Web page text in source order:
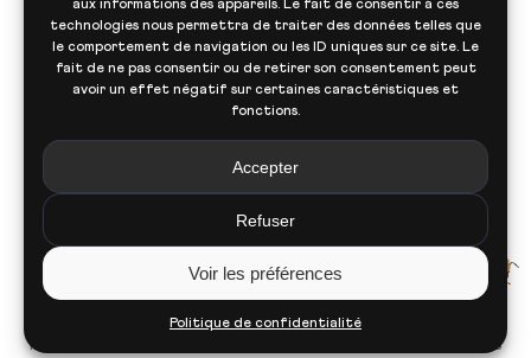
aux informations des appareils. Le fait de consentir à ces
technologies nous permettra de traiter des données telles que
le comportement de navigation ou les ID uniques sur ce site. Le
fait de ne pas consentir ou de retirer son consentement peut
avoir un effet négatif sur certaines caractéristiques et
fonctions.
Accepter
Refuser
Voir les préférences
Politique de confidentialité
Navigation
© CopyrightEgnoka 2026 - Tous droits réservés.
Politique de confidentialité
Mentions légales